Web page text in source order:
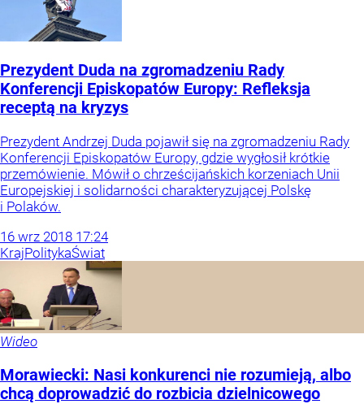
Prezydent Duda na zgromadzeniu Rady
Konferencji Episkopatów Europy: Refleksja
receptą na kryzys
Prezydent Andrzej Duda pojawił się na zgromadzeniu Rady
Konferencji Episkopatów Europy, gdzie wygłosił krótkie
przemówienie. Mówił o chrześcijańskich korzeniach Unii
Europejskiej i solidarności charakteryzującej Polskę
i Polaków.
16 wrz 2018 17:24
KrajPolitykaŚwiat
Wideo
Morawiecki: Nasi konkurenci nie rozumieją, albo
chcą doprowadzić do rozbicia dzielnicowego